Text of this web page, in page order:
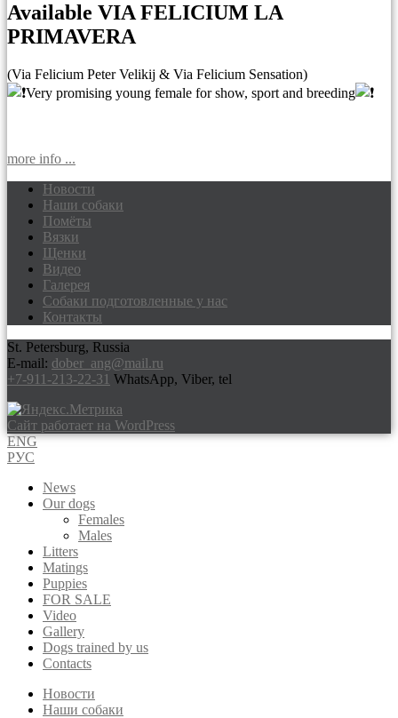
Available VIA FELICIUM LA
PRIMAVERA
(Via Felicium Peter Velikij & Via Felicium Sensation)
Very promising young female for show, sport and breeding
more info ...
Доберманы питомник Via Felicium,
щенки добермана
Новости
Наши собаки
Помёты
Вязки
Щенки
Видео
Галерея
Собаки подготовленные у нас
Контакты
St. Petersburg, Russia
E-mail: dober_ang@mail.ru
+7-911-213-22-31 WhatsApp, Viber, tel
Сайт работает на WordPress
ENG
РУС
News
Our dogs
Females
Males
Litters
Matings
Puppies
FOR SALE
Video
Gallery
Dogs trained by us
Contacts
Новости
Наши собаки